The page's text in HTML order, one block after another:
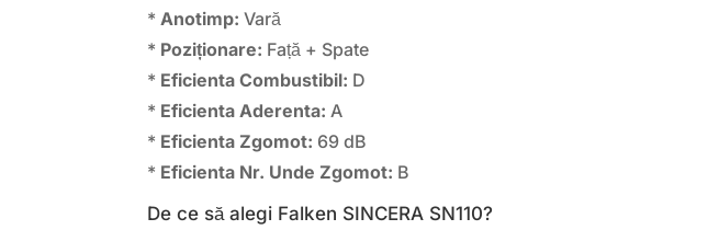
* Anotimp: Vară
* Poziționare: Față + Spate
* Eficienta Combustibil: D
* Eficienta Aderenta: A
* Eficienta Zgomot: 69 dB
* Eficienta Nr. Unde Zgomot: B
De ce să alegi Falken SINCERA SN110?